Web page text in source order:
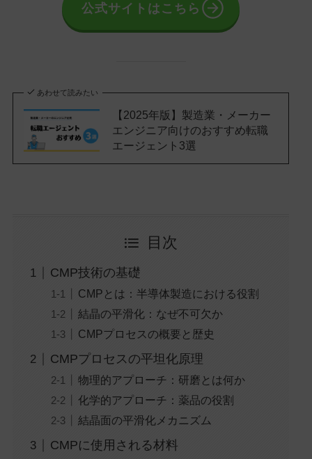
公式サイトはこちら
あわせて読みたい
【2025年版】製造業・メーカー
エンジニア向けのおすすめ転職
エージェント3選
目次
CMP技術の基礎
CMPとは：半導体製造における役割
結晶の平滑化：なぜ不可欠か
CMPプロセスの概要と歴史
CMPプロセスの平坦化原理
物理的アプローチ：研磨とは何か
化学的アプローチ：薬品の役割
結晶面の平滑化メカニズム
CMPに使用される材料